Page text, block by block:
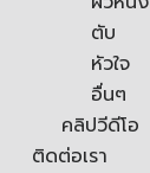
ตับ
หัวใจ
อื่นๆ
คลิปวีดีโอ
ติดต่อเรา